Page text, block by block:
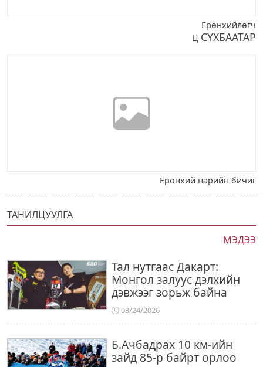
МЭДЭЭ
Тал нутгаас Дакарт:
Монгол залуус дэлхийн
дэвжээг зорьж байна
03/24/2026
Б.Ачбадрах 10 км-ийн
зайд 85-р байрт орлоо
Ерөнхийлөгч
Ц СҮХБААТАР
Ерөнхий нарийн бичиг
ТАНИЛЦУУЛГА